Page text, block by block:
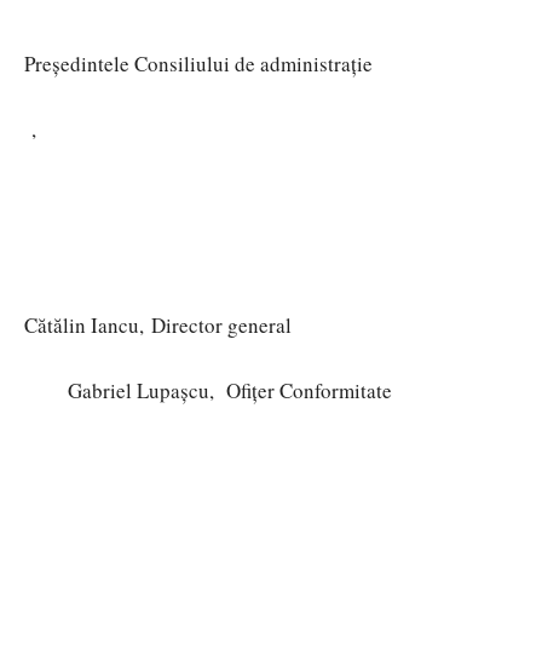
Președintele Consiliului de administrație
,
Cătălin Iancu, Director general
Gabriel Lupașcu, Ofițer Conformitate